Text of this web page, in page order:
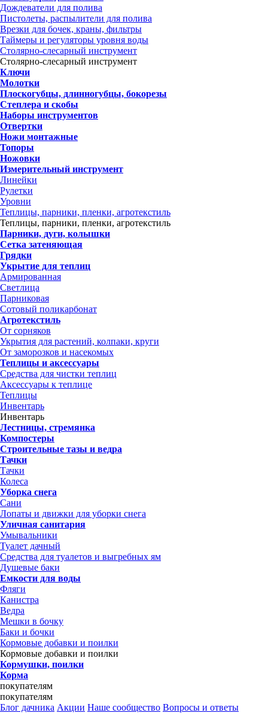
Дождеватели для полива
Пистолеты, распылители для полива
Врезки для бочек, краны, фильтры
Таймеры и регуляторы уровня воды
Столярно-слесарный инструмент
Столярно-слесарный инструмент
Ключи
Молотки
Плоскогубцы, длинногубцы, бокорезы
Степлера и скобы
Наборы инструментов
Отвертки
Ножи монтажные
Топоры
Ножовки
Измерительный инструмент
Линейки
Рулетки
Уровни
Теплицы, парники, пленки, агротекстиль
Теплицы, парники, пленки, агротекстиль
Парники, дуги, колышки
Сетка затеняющая
Грядки
Укрытие для теплиц
Армированная
Светлица
Парниковая
Сотовый поликарбонат
Агротекстиль
От сорняков
Укрытия для растений, колпаки, круги
От заморозков и насекомых
Теплицы и аксессуары
Средства для чистки теплиц
Аксессуары к теплице
Теплицы
Инвентарь
Инвентарь
Лестницы, стремянка
Компостеры
Строительные тазы и ведра
Тачки
Тачки
Колеса
Уборка снега
Сани
Лопаты и движки для уборки снега
Уличная санитария
Умывальники
Туалет дачный
Средства для туалетов и выгребных ям
Душевые баки
Емкости для воды
Фляги
Канистра
Ведра
Мешки в бочку
Баки и бочки
Кормовые добавки и поилки
Кормовые добавки и поилки
Кормушки, поилки
Корма
покупателям
покупателям
Блог дачника Акции Наше сообщество Вопросы и ответы